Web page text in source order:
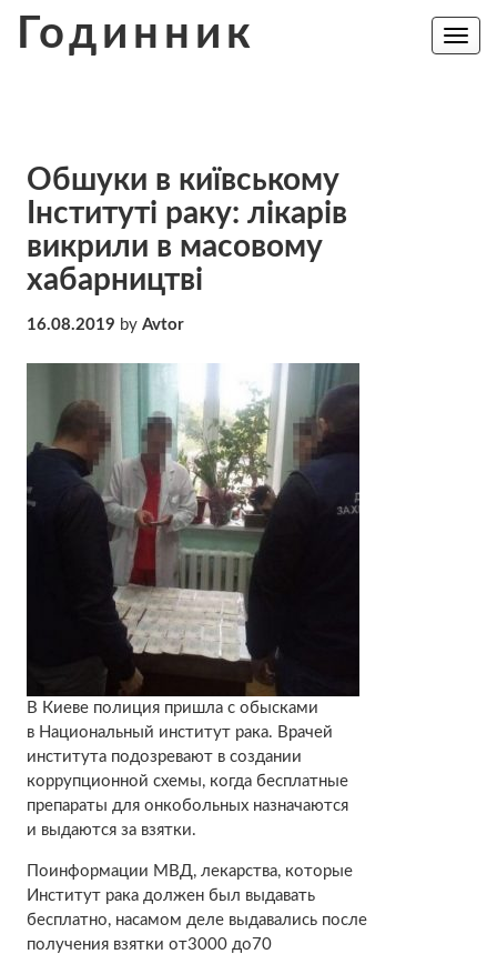
Годинник
Toggle
Обшуки в київському
Інституті раку: лікарів
викрили в масовому
хабарництві
16.08.2019 by Avtor
В Киеве полиция пришла с обысками
в Национальный институт рака. Врачей
института подозревают в создании
коррупционной схемы, когда бесплатные
препараты для онкобольных назначаются
и выдаются за взятки.
Поинформации МВД, лекарства, которые
Институт рака должен был выдавать
бесплатно, насамом деле выдавались после
получения взятки от3000 до70